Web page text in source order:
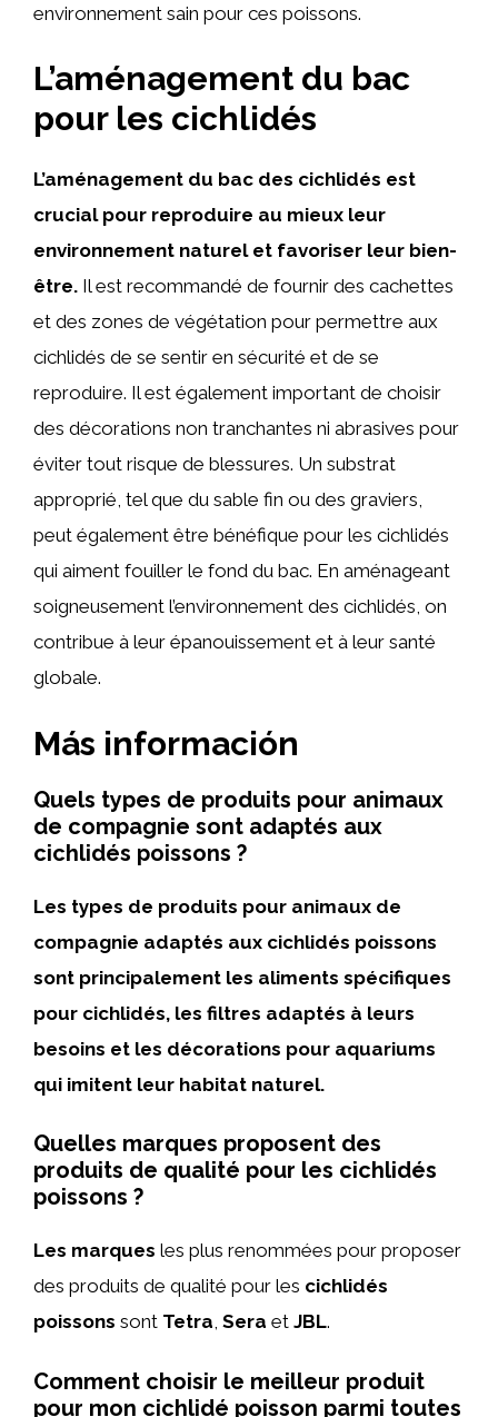
environnement sain pour ces poissons.
L’aménagement du bac
pour les cichlidés
L’aménagement du bac des cichlidés est
crucial pour reproduire au mieux leur
environnement naturel et favoriser leur bien-
être. Il est recommandé de fournir des cachettes
et des zones de végétation pour permettre aux
cichlidés de se sentir en sécurité et de se
reproduire. Il est également important de choisir
des décorations non tranchantes ni abrasives pour
éviter tout risque de blessures. Un substrat
approprié, tel que du sable fin ou des graviers,
peut également être bénéfique pour les cichlidés
qui aiment fouiller le fond du bac. En aménageant
soigneusement l’environnement des cichlidés, on
contribue à leur épanouissement et à leur santé
globale.
Más información
Quels types de produits pour animaux
de compagnie sont adaptés aux
cichlidés poissons ?
Les types de produits pour animaux de
compagnie adaptés aux cichlidés poissons
sont principalement les aliments spécifiques
pour cichlidés, les filtres adaptés à leurs
besoins et les décorations pour aquariums
qui imitent leur habitat naturel.
Quelles marques proposent des
produits de qualité pour les cichlidés
poissons ?
Les marques les plus renommées pour proposer
des produits de qualité pour les cichlidés
poissons sont Tetra, Sera et JBL.
Comment choisir le meilleur produit
pour mon cichlidé poisson parmi toutes